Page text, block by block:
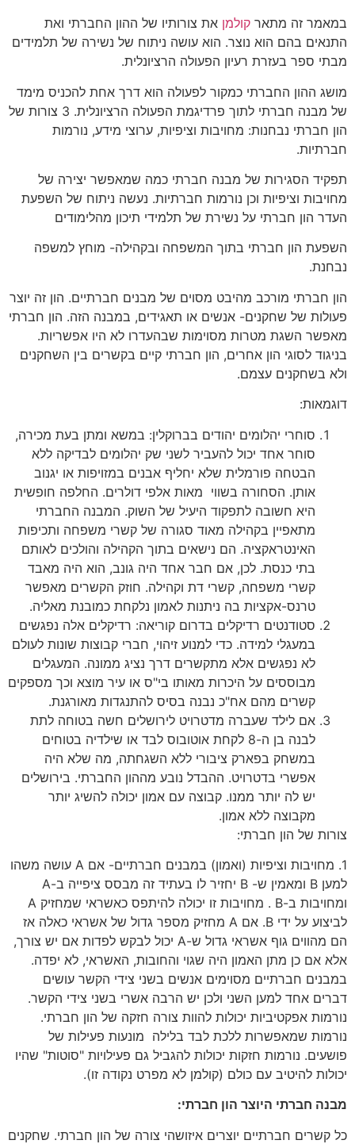
במאמר זה מתאר קולמן את צורותיו של ההון החברתי ואת
התנאים בהם הוא נוצר. הוא עושה ניתוח של נשירה של תלמידים
מבתי ספר בעזרת רעיון הפעולה הרציונלית.
מושג ההון החברתי כמקור לפעולה הוא דרך אחת להכניס מימד
של מבנה חברתי לתוך פרדיגמת הפעולה הרציונלית. 3 צורות של
הון חברתי נבחנות: מחויבות וציפיות, ערוצי מידע, נורמות
חברתיות.
תפקיד הסגירות של מבנה חברתי כמה שמאפשר יצירה של
מחויבות וציפיות וכן נורמות חברתיות. נעשה ניתוח של השפעת
העדר הון חברתי על נשירת של תלמידי תיכון מהלימודים
השפעת הון חברתי בתוך המשפחה ובקהילה- מוחץ למשפה
נבחנת.
הון חברתי מורכב מהיבט מסוים של מבנים חברתיים. הון זה יוצר
פעולות של שחקנים- אנשים או תאגידים, במבנה הזה. הון חברתי
מאפשר השגת מטרות מסוימות שבהעדרו לא היו אפשריות.
בניגוד לסוגי הון אחרים, הון חברתי קיים בקשרים בין השחקנים
ולא בשחקנים עצמם.
דוגמאות:
סוחרי יהלומים יהודים בברוקלין: במשא ומתן בעת מכירה,
סוחר אחד יכול להעביר לשני שק יהלומים לבדיקה ללא
הבטחה פורמלית שלא יחליף אבנים במזויפות או יגנוב
אותן. הסחורה בשווי מאות אלפי דולרים. החלפה חופשית
היא חשובה לתפקוד היעיל של השוק. המבנה החברתי
מתאפיין בקהילה מאוד סגורה של קשרי משפחה ותכיפות
האינטראקציה. הם נישאים בתוך הקהילה והולכים לאותם
בתי כנסת. לכן, אם חבר אחד היה גונב, הוא היה מאבד
קשרי משפחה, קשרי דת וקהילה. חוזק הקשרים מאפשר
טרנס-אקציות בה ניתנות לאמון נלקחת כמובנת מאליה.
סטודנטים רדיקלים בדרום קוריאה: רדיקלים אלה נפגשים
במעגלי למידה. כדי למנוע זיהוי, חברי קבוצות שונות לעולם
לא נפגשים אלא מתקשרים דרך נציג ממונה. המעגלים
מבוססים על היכרות מאותו בי"ס או עיר מוצא וכך מספקים
קשרים מהם אח"כ נבנה בסיס להתנגדות מאורגנת.
אם לילד שעברה מדטרויט לירושלים חשה בטוחה לתת
לבנה בן ה-8 לקחת אוטובוס לבד או שילדיה בטוחים
במשחק בפארק ציבורי ללא השגחתה, מה שלא היה
אפשרי בדטרויט. ההבדל נובע מההון החברתי. בירושלים
יש לה יותר ממנו. קבוצה עם אמון יכולה להשיג יותר
מקבוצה ללא אמון.
צורות של הון חברתי:
1. מחויבות וציפיות (ואמון) במבנים חברתיים- אם A עושה משהו
למען B ומאמין ש- B יחזיר לו בעתיד זה מבסס ציפייה ב-A
ומחויבות ב-B . מחויבות זו יכולה להיתפס כאשראי שמחזיק A
לביצוע על ידי B. אם A מחזיק מספר גדול של אשראי כאלה אז
הם מהווים גוף אשראי גדול ש-A יכול לבקש לפדות אם יש צורך,
אלא אם כן מתן האמון היה שגוי והחובות, האשראי, לא יפדה.
במבנים חברתיים מסוימים אנשים בשני צידי הקשר עושים
דברים אחד למען השני ולכן יש הרבה אשרי בשני צידי הקשר.
נורמות אפקטיביות יכולות להוות צורה חזקה של הון חברתי.
נורמות שמאפשרות ללכת לבד בלילה מונעות פעילות של
פושעים. נורמות חזקות יכולות להגביל גם פעילויות "סוטות" שהיו
יכולות להיטיב עם כולם (קולמן לא מפרט נקודה זו).
מבנה חברתי היוצר הון חברתי:
כל קשרים חברתיים יוצרים איזושהי צורה של הון חברתי. שחקנים